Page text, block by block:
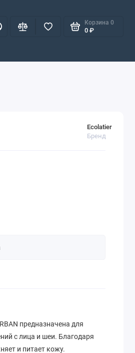
Корзина 0
0 ₽
Ecolatier
Бренд
предназначена для
с лица и шеи. Благодаря
и питает кожу.